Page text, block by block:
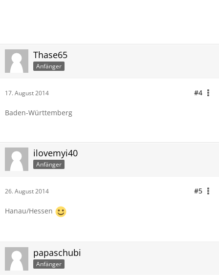
Thase65
Anfänger
17. August 2014 #4
Baden-Württemberg
ilovemyi40
Anfänger
26. August 2014 #5
Hanau/Hessen
papaschubi
Anfänger